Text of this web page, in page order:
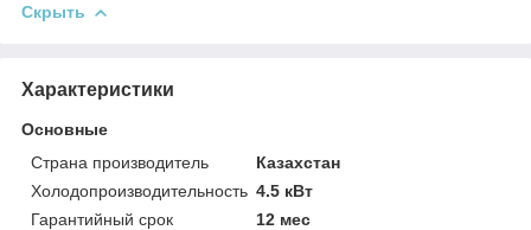
Скрыть
Характеристики
Основные
Страна производитель
Казахстан
Холодопроизводительность 4.5 кВт
Гарантийный срок
12 мес